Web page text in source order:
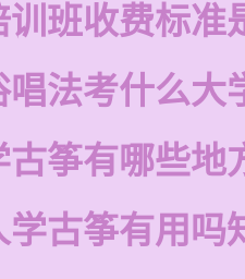
训班收费标准
唱法考什么大
古筝有哪些地
学古筝有用吗